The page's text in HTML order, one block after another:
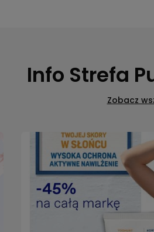
Info Strefa
Zobacz